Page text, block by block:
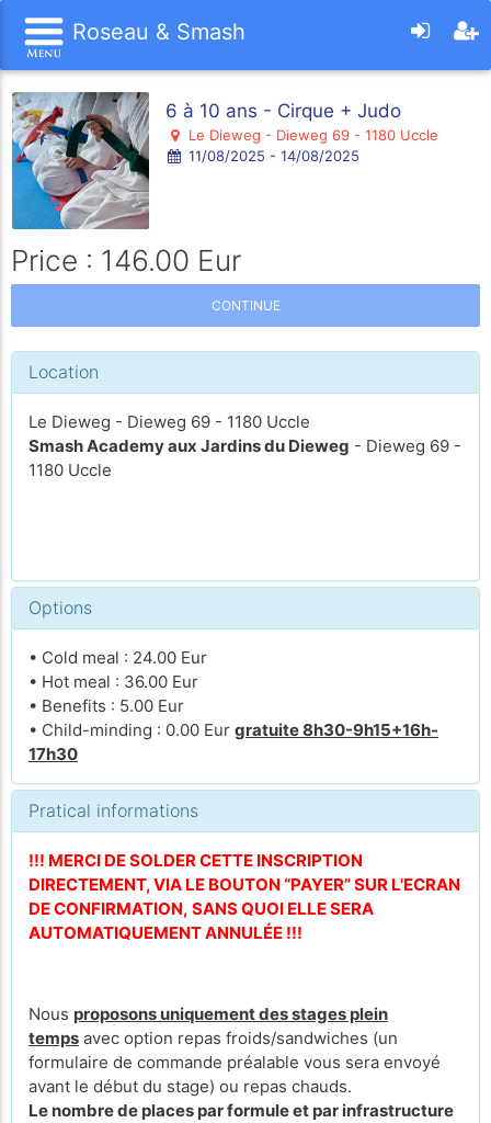
Roseau & Smash
6 à 10 ans - Cirque + Judo
Le Dieweg - Dieweg 69 - 1180 Uccle
11/08/2025 - 14/08/2025
Price : 146.00 Eur
CONTINUE
Location
Le Dieweg - Dieweg 69 - 1180 Uccle
Smash Academy aux Jardins du Dieweg - Dieweg 69 -
1180 Uccle
Options
• Cold meal : 24.00 Eur
• Hot meal : 36.00 Eur
• Benefits : 5.00 Eur
• Child-minding : 0.00 Eur gratuite 8h30-9h15+16h-
17h30
Pratical informations
!!! MERCI DE SOLDER CETTE INSCRIPTION
DIRECTEMENT, VIA LE BOUTON “PAYER” SUR L'ECRAN
DE CONFIRMATION, SANS QUOI ELLE SERA
AUTOMATIQUEMENT ANNULÉE !!!
Nous proposons uniquement des stages plein
temps avec option repas froids/sandwiches (un
formulaire de commande préalable vous sera envoyé
avant le début du stage) ou repas chauds.
Le nombre de places par formule et par infrastructure